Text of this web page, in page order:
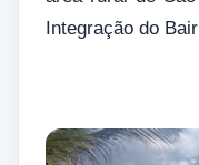
Integração do